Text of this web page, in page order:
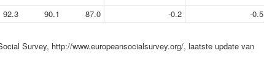
92.3 90.1 87.0 -0.2
-0.5
Survey, http://www.europeansocialsurvey.org/, laatste update van